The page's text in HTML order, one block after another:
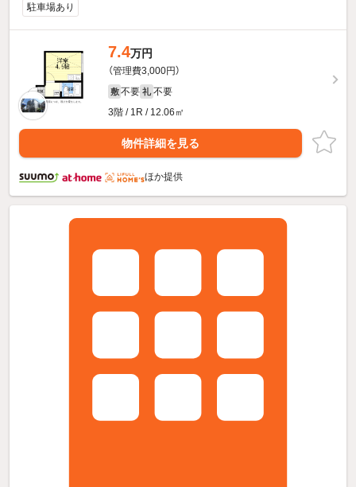
駐車場あり
7.4万円
（管理費3,000円）
敷 不要 礼 不要
3階 / 1R / 12.06㎡
物件詳細を見る
ほか提供